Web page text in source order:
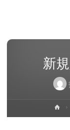
新
ホ
ー